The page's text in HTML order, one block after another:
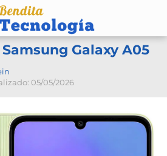
Galaxy A05
05/05/2026